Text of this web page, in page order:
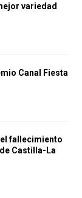
variedad
Canal Fiesta
fallecimiento
Castilla-La